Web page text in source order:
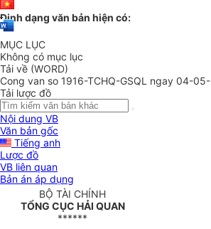
Định dạng văn bản hiện có:
MỤC LỤC
Không có mục lục
Tải về (WORD)
Cong van so 1916-TCHQ-GSQL ngay 04-
Tải lược đồ
Nội dung VB
Văn bản gốc
Tiếng anh
Lược đồ
VB liên quan
Bản án áp dụng
BỘ TÀI CHÍNH
TỔNG CỤC HẢI QUAN
******